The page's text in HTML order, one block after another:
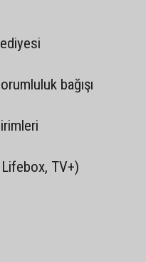
bağışı
TV+)